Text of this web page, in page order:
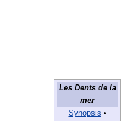
Les Dents de la
mer
Synopsis •